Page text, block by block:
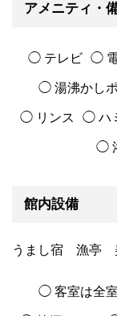
アメニティ・
◯ テレビ ◯
◯ 湯沸かし
◯ リンス ◯ ハ
◯
館内設備
うまし宿 漁亭
◯ 客室は全室